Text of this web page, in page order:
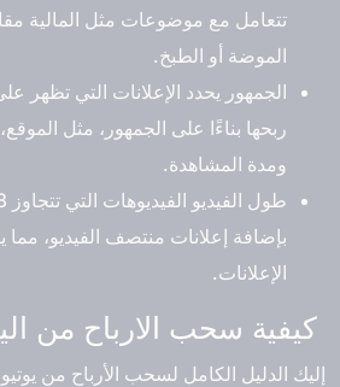
تتعامل مع موضوعات مثل المالية
الموضة أو الطبخ.
الجمهور يحدد الإعلانات التي تظهر
ربحها بناءًا على الجمهور، مثل
ومدة المشاهدة.
بإضافة إعلانات منتصف الفيديو، مما
الإعلانات.
كيفية سحب الارباح من
إليك الدليل الكامل لسحب الأرباح من